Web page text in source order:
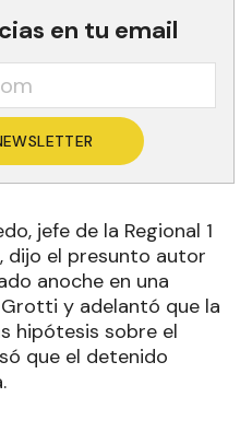
en tu email
jefe de la Regional 1
dijo el presunto autor
anoche en una
y adelantó que la
hipótesis sobre el
que el detenido